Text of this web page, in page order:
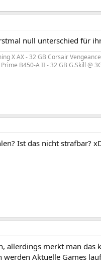
null unterschied für
X AX - 32 GB Corsair
B450-A II - 32 GB G.Skill @
Ist das nicht strafbar?
allerdings merkt man das
Aktuelle Games